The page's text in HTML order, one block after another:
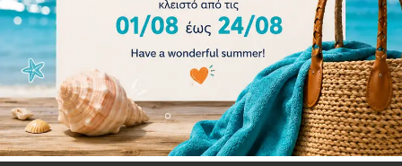
Arena Women Bikini Bottom Brief Rulebreaker Free
001113-820
Διαβάστε περισσότερα